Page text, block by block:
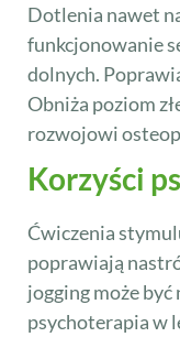
Dotlenia nawet
funkcjonowanie
dolnych.
Obniża poziom
rozwojowi
Korzyści
Ćwiczenia
poprawiają
jogging może
psychoterapia w